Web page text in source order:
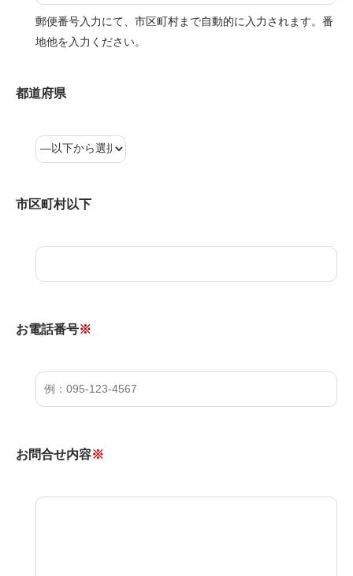
郵便番号入力にて、市区町村まで自動的に入力されます。番
地他を入力ください。
都道府県
市区町村以下
お電話番号※
お問合せ内容※